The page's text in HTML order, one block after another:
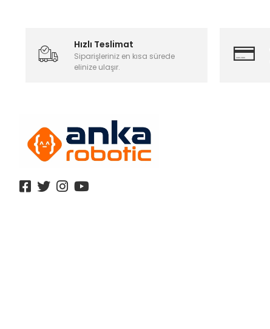
Hızlı Teslimat
Siparişleriniz en kısa sürede
elinize ulaşır.